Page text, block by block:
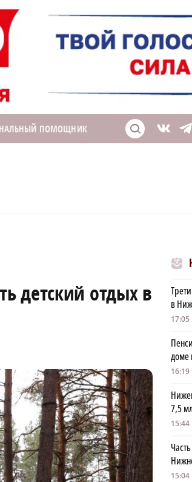
ПОМОЩНИК S V T
детский отдых в
в
17:05
доме
16:19
7,5
15:44
15:04